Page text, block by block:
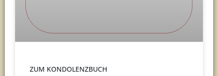
ZUM KONDOLENZBUCH